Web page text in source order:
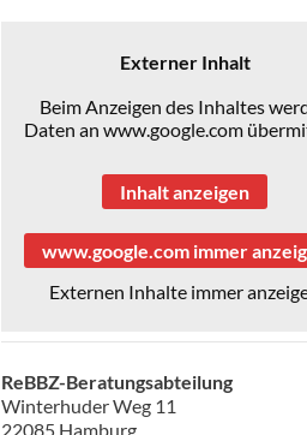
Externer Inhalt
Beim Anzeigen des Inhaltes
Daten an www.google.com
Inhalt anzeigen
www.google.com immer
Externen Inhalte immer
ReBBZ-Beratungsabteilung
Winterhuder Weg 11
22085 Hamburg